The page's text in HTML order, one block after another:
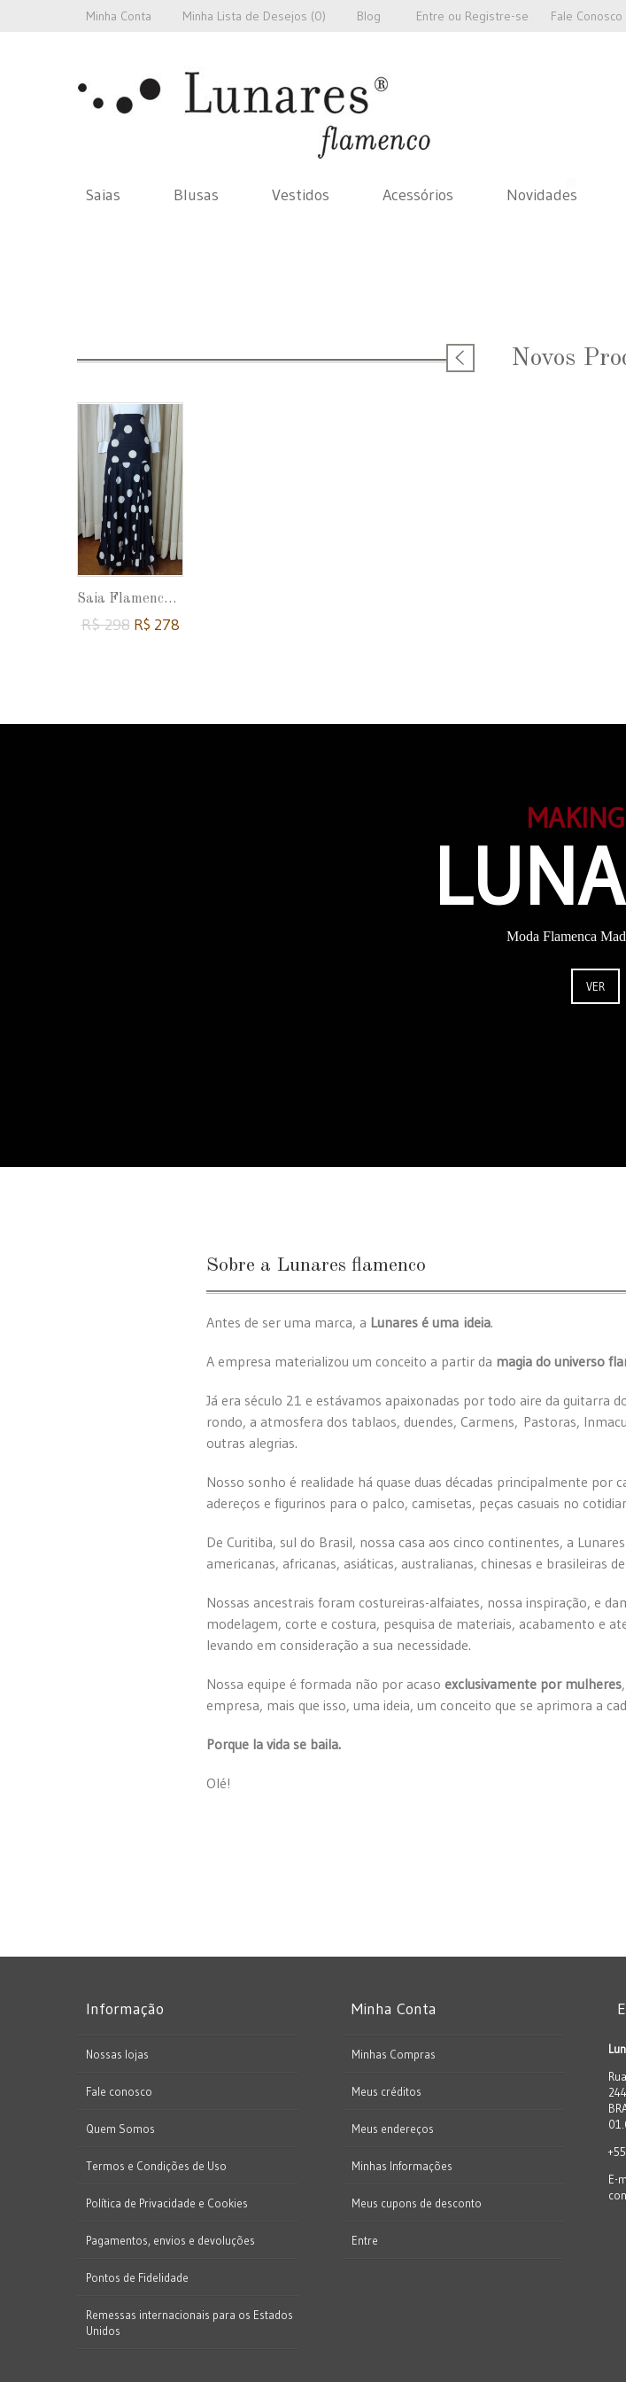
Minha Conta Minha Lista de Desejos (0) Blog Entre ou Registre-se Fale Conosco
Saias Blusas Vestidos Acessórios Novidades
Novos
Saia Flamenca Pilar 2 Babados...
R$ 298 R$ 278
Moda Flamenca
VER
Sobre a Lunares flamenco
Antes de ser uma marca, a Lunares é uma ideia.
A empresa materializou um conceito a partir da magia do universo
Já era século 21 e estávamos apaixonadas por todo aire da guitarra
rondo, a atmosfera dos tablaos, duendes, Carmens, Pastoras,
outras alegrias.
Nosso sonho é realidade há quase duas décadas principalmente por
adereços e figurinos para o palco, camisetas, peças casuais no
De Curitiba, sul do Brasil, nossa casa aos cinco continentes, a
americanas, africanas, asiáticas, australianas, chinesas e
Nossas ancestrais foram costureiras-alfaiates, nossa inspiração, e
modelagem, corte e costura, pesquisa de materiais, acabamento e
levando em consideração a sua necessidade.
Nossa equipe é formada não por acaso exclusivamente por mulheres
empresa, mais que isso, uma ideia, um conceito que se aprimora a
Porque la vida se baila.
Olé!
Informação
Nossas lojas
Fale conosco
Quem Somos
Termos e Condições de Uso
Política de Privacidade e Cookies
Pagamentos, envios e devoluções
Pontos de Fidelidade
Remessas internacionais para os Estados
Unidos
Minha Conta
Minhas Compras
Meus créditos
Meus endereços
Minhas Informações
Meus cupons de desconto
Entre
E-